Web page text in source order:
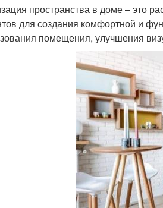
пространства в доме – это
для создания комфортной и
помещения, улучшения